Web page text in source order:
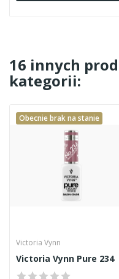
16 innych
kategorii:
Obecnie brak na stanie
Victoria Vynn
Victoria Vynn Pure 234